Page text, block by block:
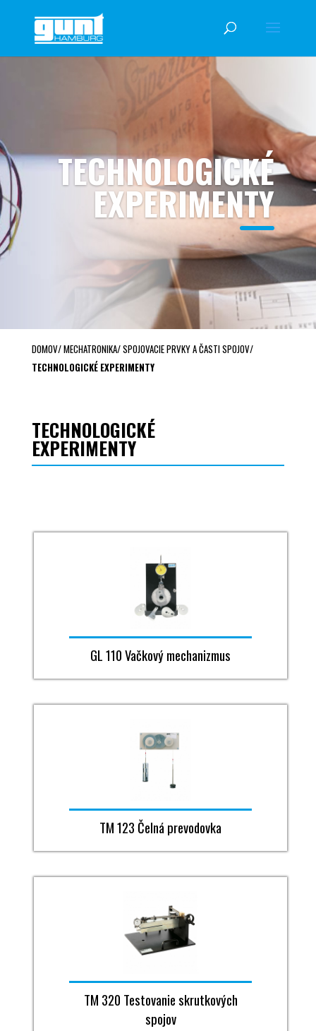
TECHNOLOGICKÉ
EXPERIMENTY
DOMOV/MECHATRONIKA/SPOJOVACIE PRVKY A ČASTI SPOJOV/
TECHNOLOGICKÉ EXPERIMENTY
TECHNOLOGICKÉ
EXPERIMENTY
GL 110 Vačkový mechanizmus
TM 123 Čelná prevodovka
TM 320 Testovanie skrutkových
spojov